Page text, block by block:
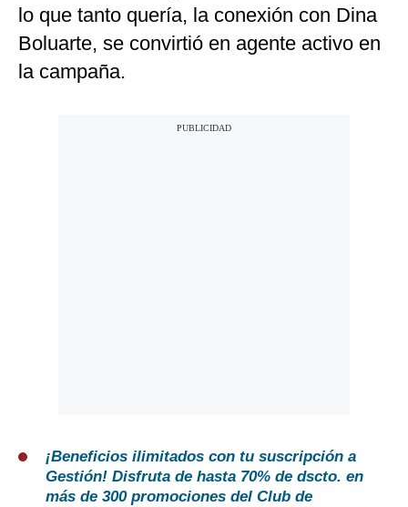
lo que tanto quería, la conexión con Dina
Boluarte, se convirtió en agente activo en
la campaña.
¡Beneficios ilimitados con tu suscripción a
Gestión! Disfruta de hasta 70% de dscto. en
más de 300 promociones del Club de